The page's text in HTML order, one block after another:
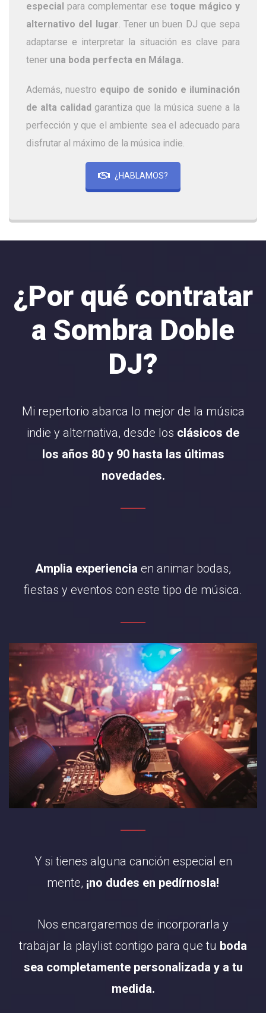
especial para complementar ese toque mágico y
alternativo del lugar. Tener un buen DJ que sepa
adaptarse e interpretar la situación es clave para
tener una boda perfecta en Málaga.
Además, nuestro equipo de sonido e iluminación
de alta calidad garantiza que la música suene a la
perfección y que el ambiente sea el adecuado para
disfrutar al máximo de la música indie.
¿HABLAMOS?
¿Por qué contratar
a Sombra Doble
DJ?
Mi repertorio abarca lo mejor de la música
indie y alternativa, desde los clásicos de
los años 80 y 90 hasta las últimas
novedades.
Amplia experiencia en animar bodas,
fiestas y eventos con este tipo de música.
Y si tienes alguna canción especial en
mente, ¡no dudes en pedírnosla!
Nos encargaremos de incorporarla y
trabajar la playlist contigo para que tu boda
sea completamente personalizada y a tu
medida.